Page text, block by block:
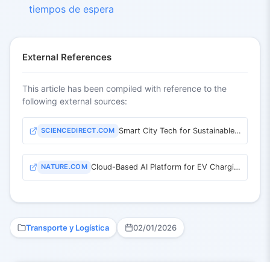
tiempos de espera
External References
This article has been compiled with reference to the
following external sources:
SCIENCEDIRECT.COM Smart City Tech for Sustainable Urban Planning in Shenzhen
NATURE.COM Cloud-Based AI Platform for EV Charging & Microgrid Optimization
Transporte y Logística 02/01/2026